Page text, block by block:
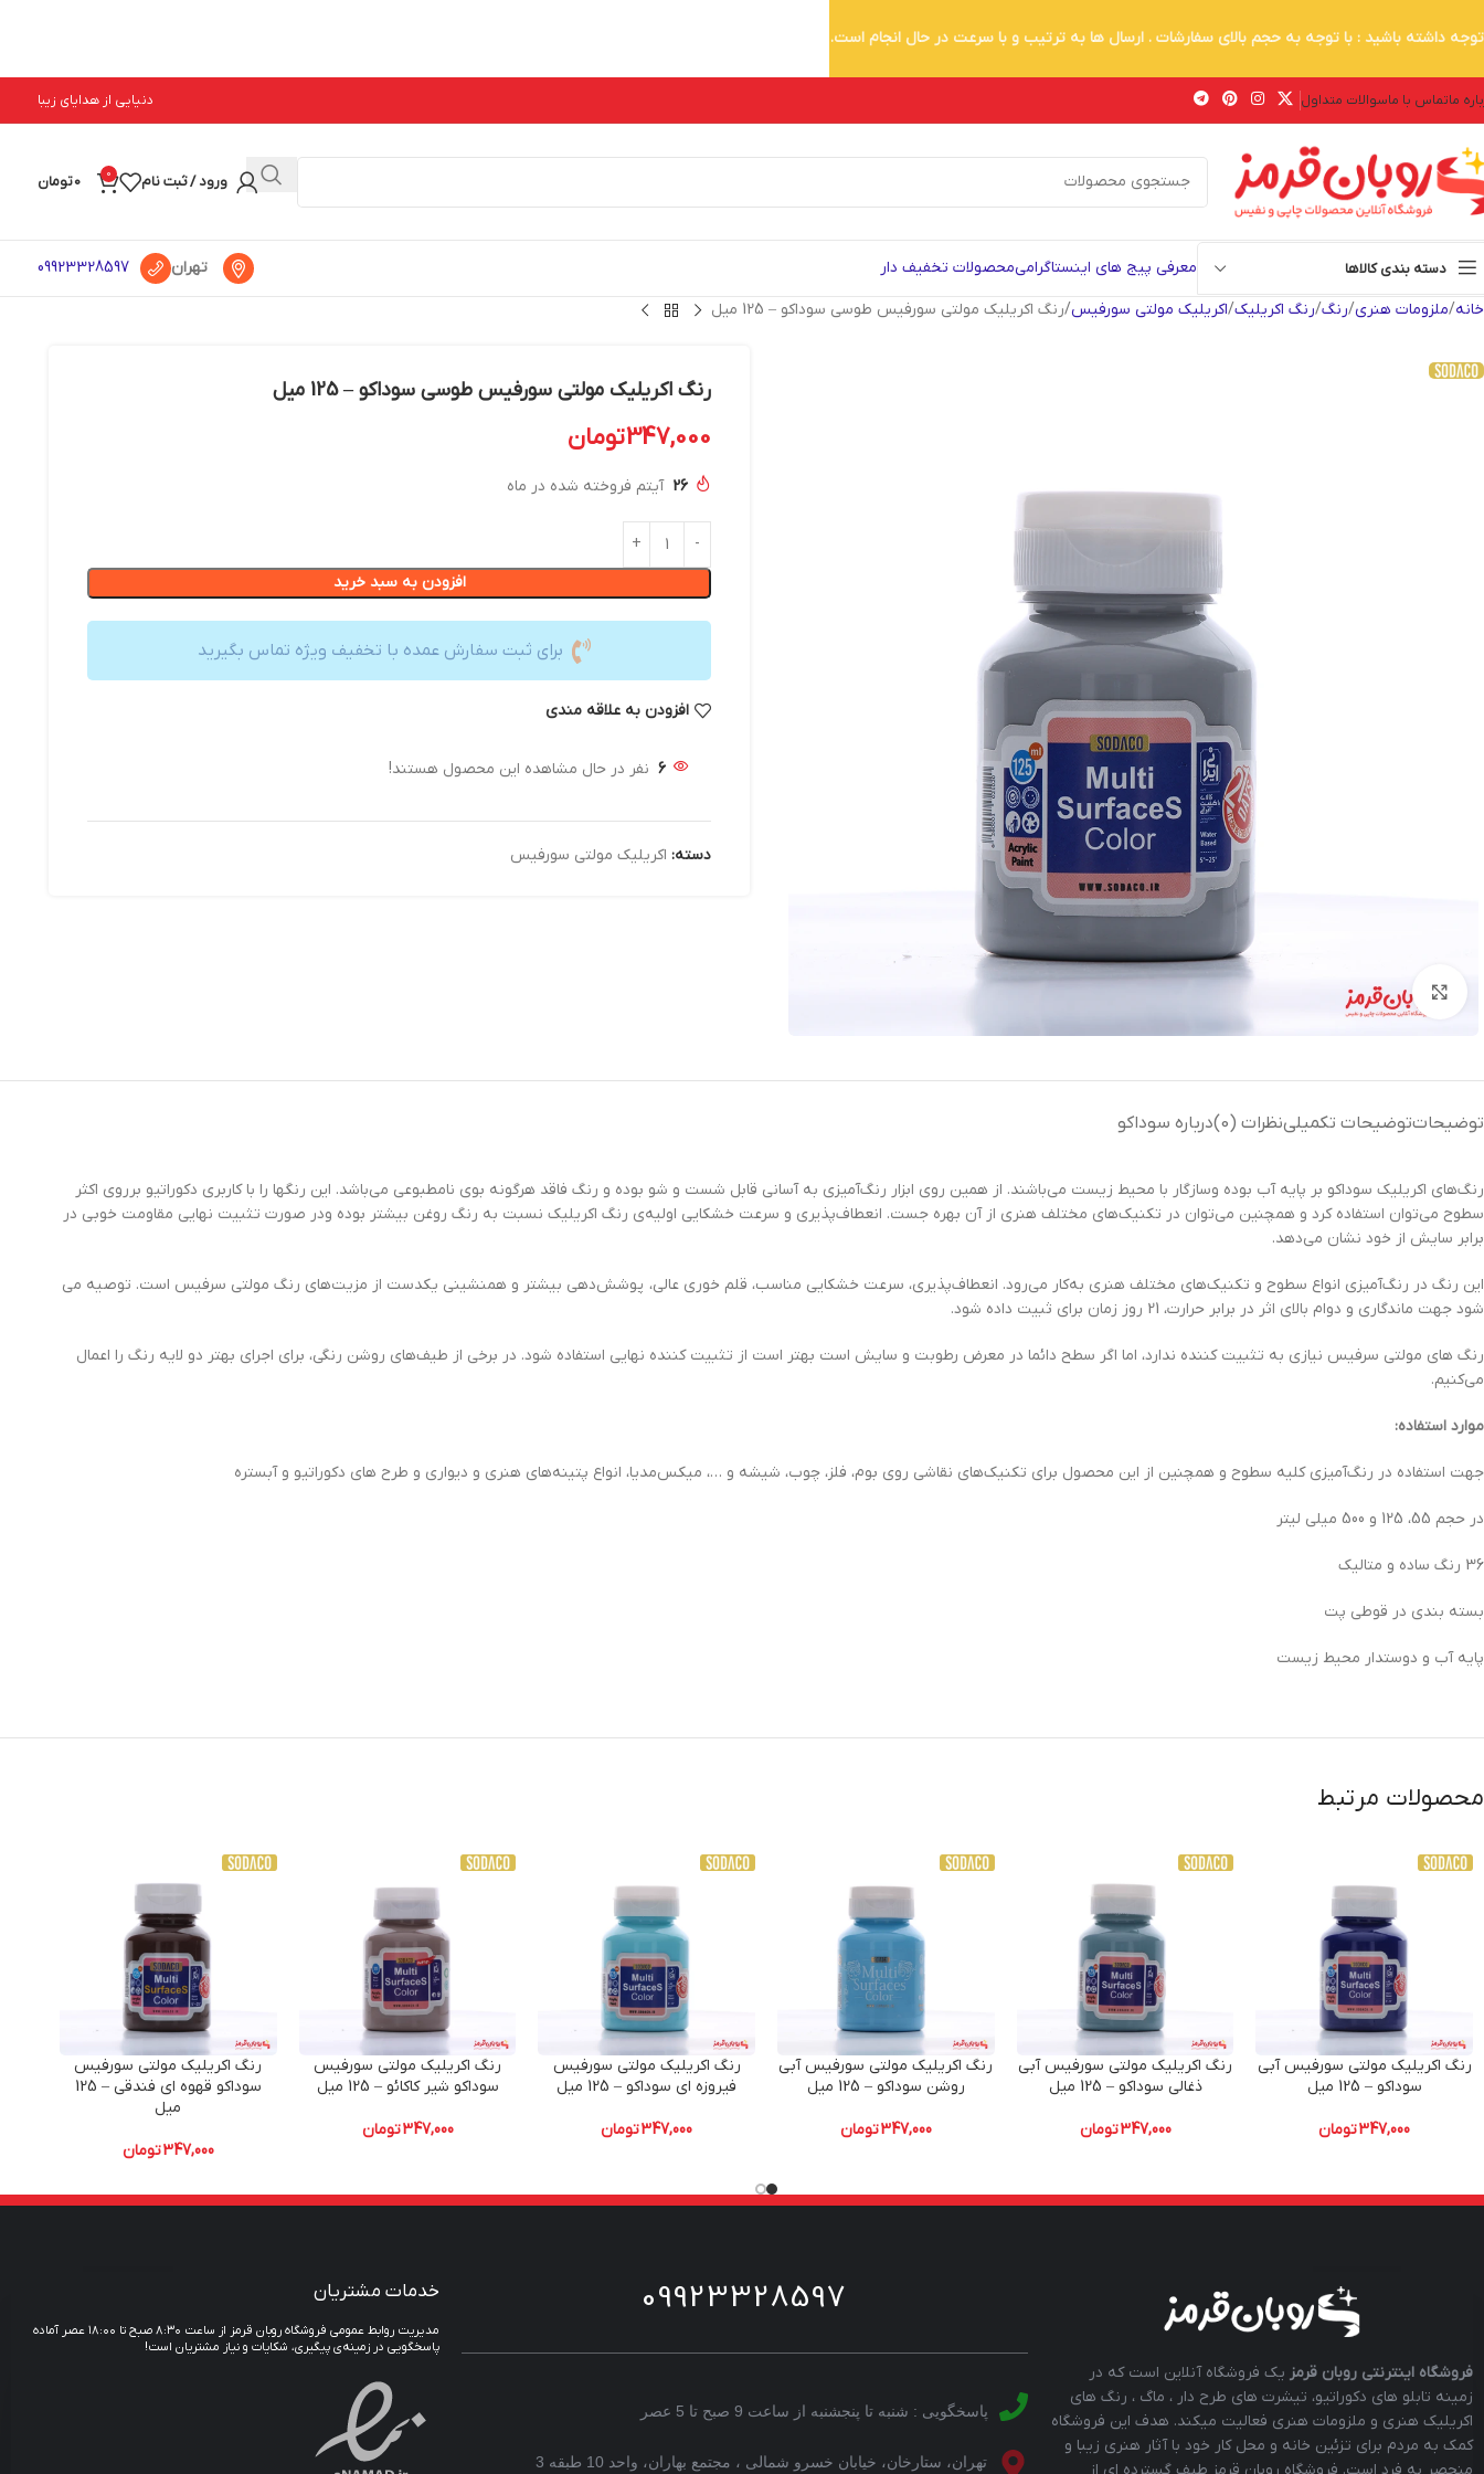
ماتماس با ماسوالات متداول دنیایی از هدایای زیبا
ورود / ثبت نام 0
0تومان
دسته بندی کالاها معرفی پیج های اینستاگرامیمحصولات تخفیف دار تهران 09923328597
خانه ملزومات هنری رنگ رنگ اکریلیک اکریلیک مولتی سورفیس رنگ اکریلیک مولتی سورفیس طوسی سوداکو – 125 میل
بزرگنمایی تصویر
رنگ اکریلیک مولتی سورفیس طوسی سوداکو – 125 میل
347,000تومان
26 آیتم فروخته شده در ماه
افزودن به سبد خرید
برای ثبت سفارش عمده با تخفیف ویژه تماس بگیرید
افزودن به علاقه مندی
6 نفر در حال مشاهده این محصول هستند!
دسته: اکریلیک مولتی سورفیس
توضیحاتتوضیحات تکمیلینظرات (0) درباره سوداکو
رنگ‌های اکریلیک سوداکو بر پایه آب بوده وسازگار با محیط زیست می‌باشند. از همین روی ابزار رنگ‌آمیزی به آسانی قابل شست و شو بوده و رنگ فاقد هرگونه بوی نامطبوعی می‌باشد. این رنگها را با کاربری دکوراتیو برروی اکثر
سطوح می‌توان استفاده کرد و همچنین می‌توان در تکنیک‌های مختلف هنری از آن بهره جست. انعطاف‌پذیری و سرعت خشکایی اولیه‌ی رنگ اکریلیک نسبت به رنگ روغن بیشتر بوده ودر صورت تثبیت نهایی مقاومت خوبی در
برابر سایش از خود نشان می‌دهد.
این رنگ در رنگ‌آمیزی انواع سطوح و تکنیک‌های مختلف هنری به‌کار می‌رود. انعطاف‌پذیری، سرعت خشکایی مناسب، قلم خوری عالی، پوشش‌دهی بیشتر و همنشینی یکدست از مزیت‌های رنگ مولتی سرفیس است. توصیه می
شود جهت ماندگاری و دوام بالای اثر در برابر حرارت، 21 روز زمان برای ثبیت داده شود.
رنگ های مولتی سرفیس نیازی به تثبیت کننده ندارد، اما اگر سطح دائما در معرض رطوبت و سایش است بهتر است از تثبیت کننده نهایی استفاده شود. در برخی از طیف‌های روشن رنگی، برای اجرای بهتر دو لایه رنگ را اعمال
می‌کنیم.
موارد استفاده:
جهت استفاده در رنگ‌آمیزی کلیه سطوح و همچنین از این محصول برای تکنیک‌های نقاشی روی بوم، فلز، چوب، شیشه و …، میکس‌مدیا، انواع پتینه‌های هنری و دیواری و طرح های دکوراتیو و آبستره
در حجم 55، 125 و 500 میلی لیتر
36 رنگ ساده و متالیک
بسته بندی در قوطی پت
پایه آب و دوستدار محیط زیست
محصولات مرتبط
رنگ اکریلیک مولتی سورفیس آبی
سوداکو – 125 میل
347,000تومان
رنگ اکریلیک مولتی سورفیس آبی
ذغالی سوداکو – 125 میل
347,000تومان
رنگ اکریلیک مولتی سورفیس آبی
روشن سوداکو – 125 میل
347,000تومان
رنگ اکریلیک مولتی سورفیس
فیروزه ای سوداکو – 125 میل
347,000تومان
رنگ اکریلیک مولتی سورفیس
سوداکو شیر کاکائو – 125 میل
347,000تومان
رنگ اکریلیک مولتی سورفیس
سوداکو قهوه ای فندقی – 125
میل
347,000تومان
فروشگاه اینترنتی روبان قرمز یک فروشگاه آنلاین است که در
زمینه تابلو های دکوراتیو، تیشرت های طرح دار ، ماگ ، رنگ های
اکریلیک هنری و ملزومات هنری فعالیت میکند. هدف این فروشگاه
کمک به مردم برای تزئین خانه و محل کار خود با آثار هنری زیبا و
09923328597
پاسخگویی : شنبه تا پنجشنبه از ساعت 9 صبح تا 5 عصر
تهران، ستارخان، خیابان خسرو شمالی ، مجتمع بهاران، واحد 10 طبقه 3
خدمات مشتریان
مدیریت روابط عمومی فروشگاه روبان قرمز از ساعت ۸:۳۰ صبح تا ۱۸:۰۰ عصر آماده
پاسخگویی در زمینه‌ی پیگیری، شکایات و نیاز مشتریان است!
توجه داشته باشید : با توجه به حجم بالای سفارشات . ارسال ها به ترتیب و با سرعت در حال انجام است.